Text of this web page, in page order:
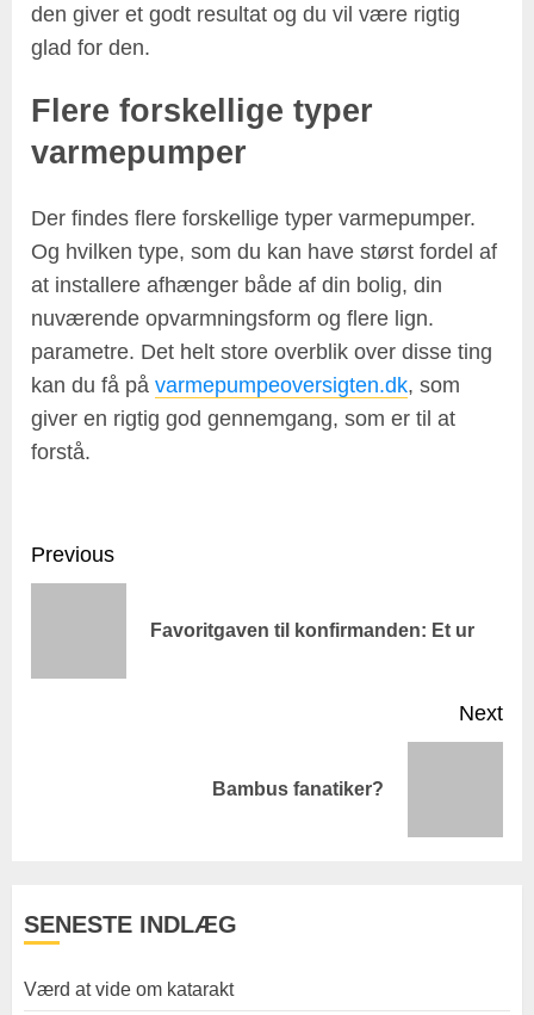
den giver et godt resultat og du vil være rigtig
glad for den.
Flere forskellige typer
varmepumper
Der findes flere forskellige typer varmepumper.
Og hvilken type, som du kan have størst fordel af
at installere afhænger både af din bolig, din
nuværende opvarmningsform og flere lign.
parametre. Det helt store overblik over disse ting
kan du få på varmepumpeoversigten.dk, som
giver en rigtig god gennemgang, som er til at
forstå.
Post
Previous
Favoritgaven til konfirmanden: Et ur
Next
Bambus fanatiker?
SENESTE INDLÆG
Værd at vide om katarakt